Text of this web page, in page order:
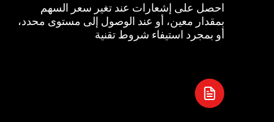
احصل على إشعارات عند تغير سعر السهم
بمقدار معين، أو عند الوصول إلى مستوى محدد،
أو بمجرد استيفاء شروط تقنية